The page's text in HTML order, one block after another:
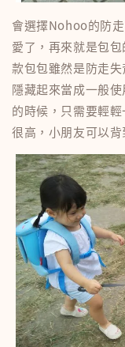
會選擇Nohoo的防
愛了，再來就是包
款包包雖然是防走
隱藏起來當成一般
的時候，只需要輕
很高，小朋友可以背